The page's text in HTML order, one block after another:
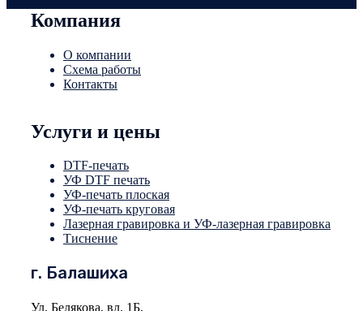
Компания
О компании
Схема работы
Контакты
Услуги и цены
DTF-печать
УФ DTF печать
УФ-печать плоская
УФ-печать круговая
Лазерная гравировка и УФ-лазерная гравировка
Тиснение
г. Балашиха
Ул. Белякова, вл. 1Б,